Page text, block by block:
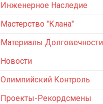
Инженерное Наследие
Мастерство "Клана"
Материалы Долговечности
Новости
Олимпийский Контроль
Проекты-Рекордсмены